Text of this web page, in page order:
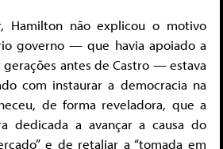
Hamilton não explicou o motivo
governo — que havia apoiado a
antes de Castro — estava
com instaurar a democracia na
de forma reveladora, que a
dedicada a avançar a causa do
e de retaliar a “tomada em